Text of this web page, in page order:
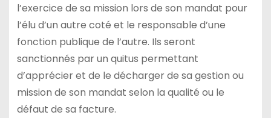
l’exercice de sa mission lors de son mandat pour
l’élu d’un autre coté et le responsable d’une
fonction publique de l’autre. Ils seront
sanctionnés par un quitus permettant
d’apprécier et de le décharger de sa gestion ou
mission de son mandat selon la qualité ou le
défaut de sa facture.